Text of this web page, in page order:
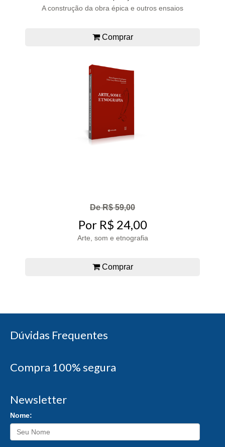
A construção da obra épica e outros ensaios
Comprar
De R$ 59,00
Por R$ 24,00
Arte, som e etnografia
Comprar
Dúvidas Frequentes
Compra 100% segura
Newsletter
Nome: